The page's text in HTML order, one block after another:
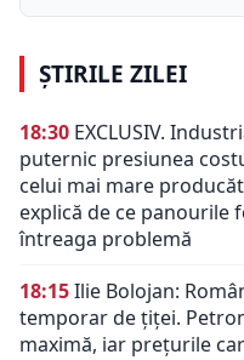
ȘTIRILE ZILEI
18:30 EXCLUSIV.
puternic presiunea
celui mai mare
explică de ce panourile
întreaga problemă
18:15Ilie Bolojan:
temporar de țiței.
maximă, iar prețurile